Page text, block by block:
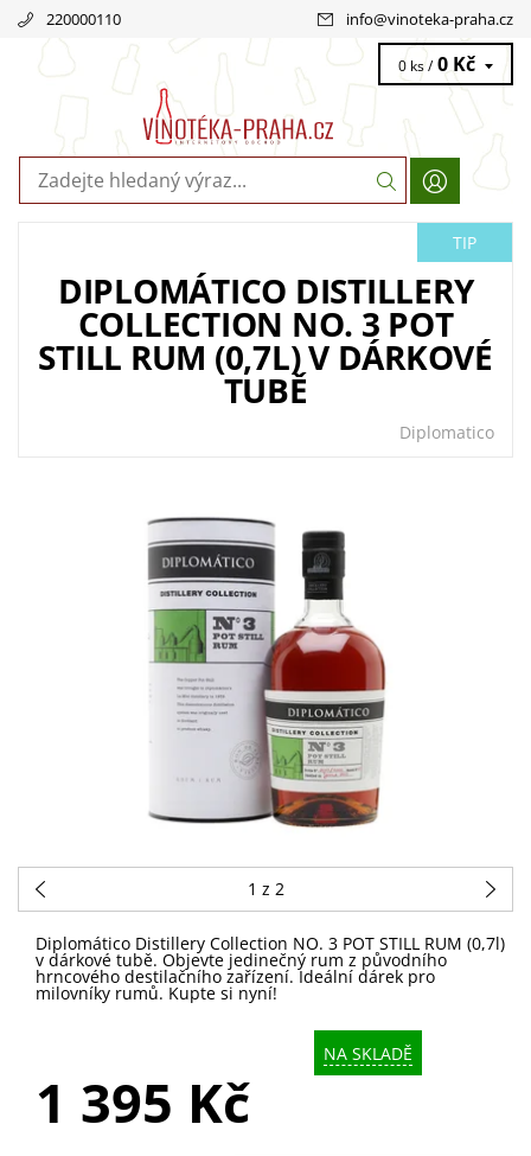
220000110 info@vinoteka-praha.cz
0 ks / 0 Kč
TIP
DIPLOMÁTICO DISTILLERY
COLLECTION NO. 3 POT
STILL RUM (0,7L) V DÁRKOVÉ
TUBĚ
Diplomatico
1 z 2
Diplomático Distillery Collection NO. 3 POT STILL RUM (0,7l)
v dárkové tubě. Objevte jedinečný rum z původního
hrncového destilačního zařízení. Ideální dárek pro
milovníky rumů. Kupte si nyní!
NA SKLADĚ
1 395 Kč